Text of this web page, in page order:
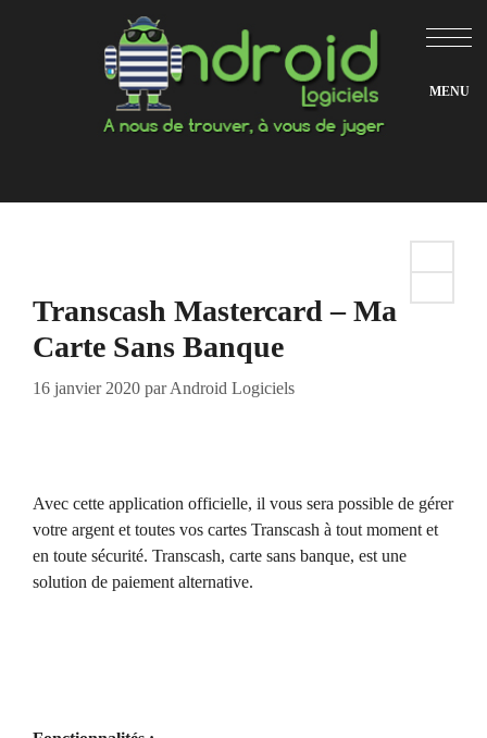
Transcash Mastercard – Ma
Carte Sans Banque
16 janvier 2020 parAndroid Logiciels
Avec cette application officielle, il vous sera possible de gérer
votre argent et toutes vos cartes Transcash à tout moment et
en toute sécurité. Transcash, carte sans banque, est une
solution de paiement alternative.